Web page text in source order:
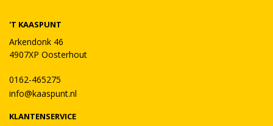
'T KAASPUNT
Arkendonk 46
4907XP Oosterhout
0162-465275
info@kaaspunt.nl
KLANTENSERVICE